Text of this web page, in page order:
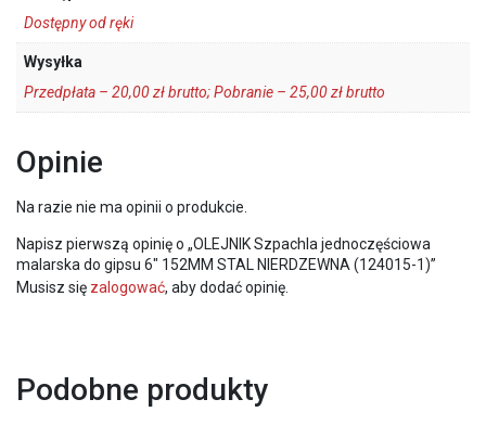
Dostępny od ręki
Wysyłka
Przedpłata – 20,00 zł brutto; Pobranie – 25,00 zł brutto
Opinie
Na razie nie ma opinii o produkcie.
Napisz pierwszą opinię o „OLEJNIK Szpachla jednoczęściowa
malarska do gipsu 6″ 152MM STAL NIERDZEWNA (124015-1)”
Musisz się zalogować, aby dodać opinię.
Podobne produkty